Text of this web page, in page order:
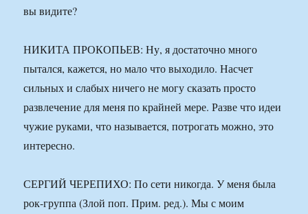
вы видите?
НИКИТА ПРОКОПЬЕВ: Ну, я достаточно много
пытался, кажется, но мало что выходило. Насчет
сильных и слабых ничего не могу сказать просто
развлечение для меня по крайней мере. Разве что идеи
чужие руками, что называется, потрогать можно, это
интересно.
СЕРГИЙ ЧЕРЕПИХО: По сети никогда. У меня была
рок-группа (Злой поп. Прим. ред.). Мы с моим